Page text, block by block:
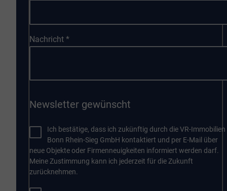
Nachricht*
Newsletter gewünscht
Ich bestätige, dass ich zukünftig durch die VR-Immobilien
Bonn Rhein-Sieg GmbH kontaktiert und per E-Mail über
neue Objekte oder Firmenneuigkeiten informiert werden darf.
Meine Zustimmung kann ich jederzeit für die Zukunft
zurücknehmen.